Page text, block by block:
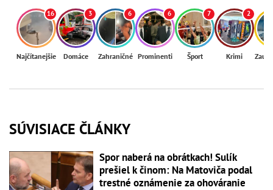
16
Najčítanejšie
3
Domáce
6
Zahraničné
6
Prominenti
7
Šport
2
Krimi
SÚVISIACE ČLÁNKY
Spor naberá na obrátkach! Sulík
prešiel k činom: Na Matoviča podal
trestné oznámenie za ohováranie